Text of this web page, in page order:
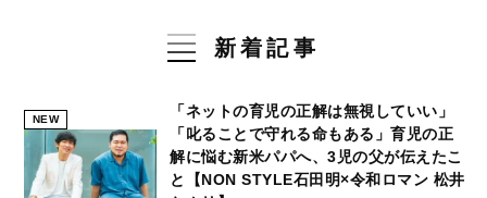
新着記事
NEW
「ネットの育児の正解は無視していい」
「叱ることで守れる命もある」育児の正
解に悩む新米パパへ、3児の父が伝えたこ
と【NON STYLE石田明×令和ロマン 松井